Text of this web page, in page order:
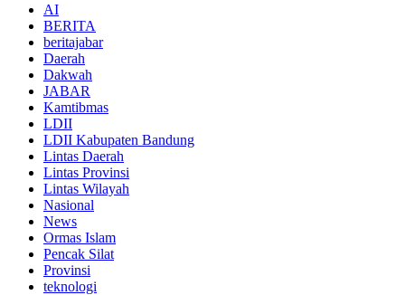
AI
BERITA
beritajabar
Daerah
Dakwah
JABAR
Kamtibmas
LDII
LDII Kabupaten Bandung
Lintas Daerah
Lintas Provinsi
Lintas Wilayah
Nasional
News
Ormas Islam
Pencak Silat
Provinsi
teknologi